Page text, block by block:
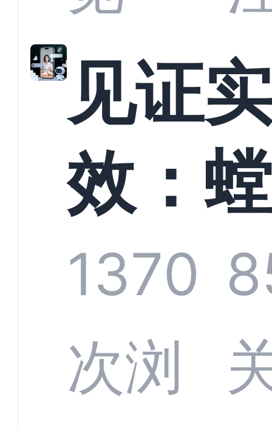
螂科
以定
业标
见证实
效：
科技
CRM
1370
次浏